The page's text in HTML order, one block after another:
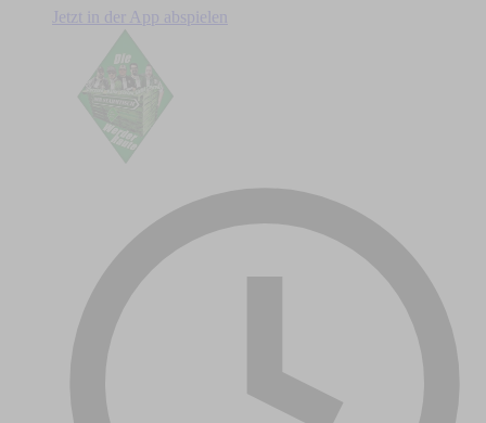
Jetzt in der App abspielen